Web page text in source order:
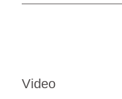
Video